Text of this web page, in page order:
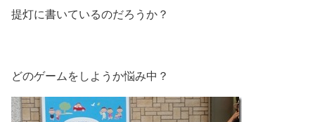
提灯に書いているのだろうか？
どのゲームをしようか悩み中？